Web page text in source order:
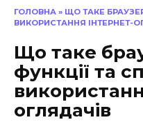
ГОЛОВНА » ЩО ТАКЕ
ВИКОРИСТАННЯ ІНТЕРНЕТ-
Що таке
функції та
оглядачів